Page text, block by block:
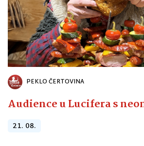
PEKLO ČERTOVINA
Audience u Lucifera s
21. 08.